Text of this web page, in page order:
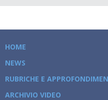
HOME
NEWS
RUBRICHE E
ARCHIVIO VIDEO